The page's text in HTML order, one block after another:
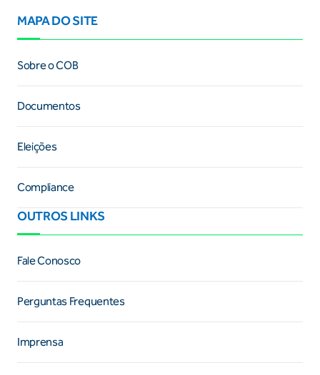
MAPA DO SITE
Sobre o COB
Documentos
Eleições
Compliance
OUTROS LINKS
Fale Conosco
Perguntas Frequentes
Imprensa